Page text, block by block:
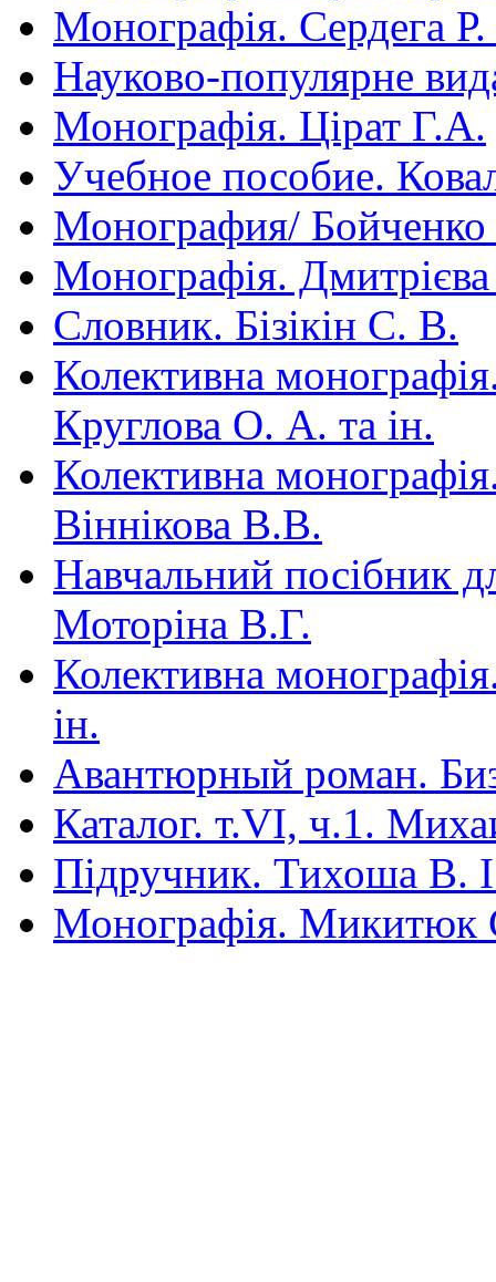
Монографія. Сердега
Науково-популярне
Монографія. Цірат Г.А.
Учебное пособие.
Монография/
Монографія.
Словник. Бізікін С. В.
Колективна
Круглова О. А. та ін.
Колективна
Віннікова В.В.
Навчальний посібник
Моторіна В.Г.
Колективна
ін.
Авантюрный роман.
Каталог. т.VI, ч.1.
Під­ручник. Тихоша В.
Монографія. Микитюк